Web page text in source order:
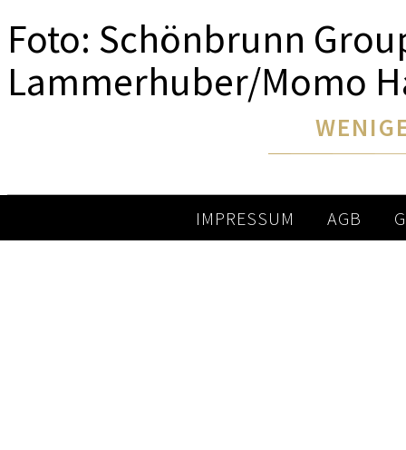
Foto: Schönbrunn
Lammerhuber/Momo
IMPRESSUM AGB